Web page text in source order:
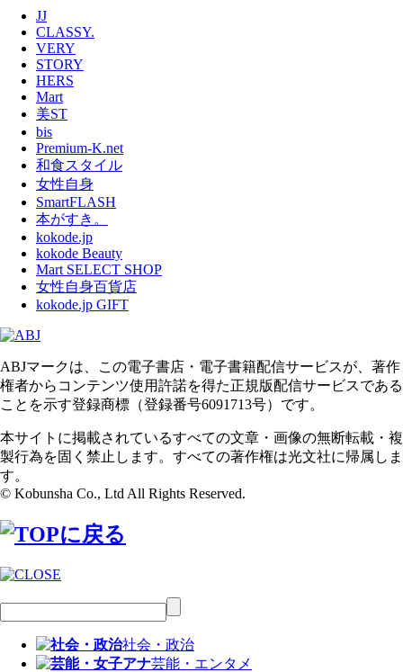
JJ
CLASSY.
VERY
STORY
HERS
Mart
美ST
bis
Premium-K.net
和食スタイル
女性自身
SmartFLASH
本がすき。
kokode.jp
kokode Beauty
Mart SELECT SHOP
女性自身百貨店
kokode.jp GIFT
ABJマークは、この電子書店・電子書籍配信サービスが、著作
権者からコンテンツ使用許諾を得た正規版配信サービスである
ことを示す登録商標（登録番号6091713号）です。
本サイトに掲載されているすべての文章・画像の無断転載・複
製行為を固く禁止します。すべての著作権は光文社に帰属しま
す。
© Kobunsha Co., Ltd All Rights Reserved.
社会・政治
芸能・エンタメ